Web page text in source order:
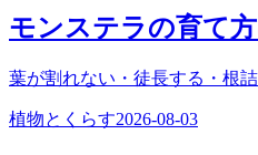
モンステラの育て
葉が割れない・徒長する・根
植物とくらす2026-08-03